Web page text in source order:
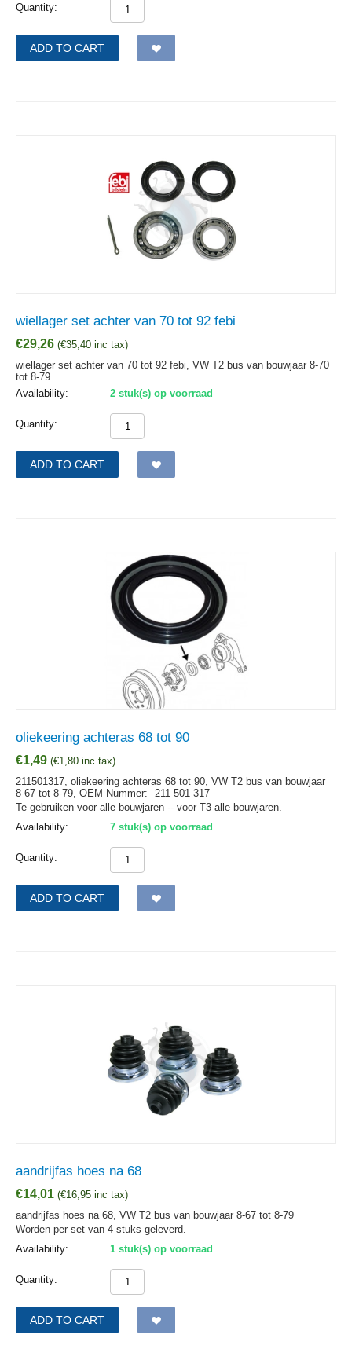
Quantity:
ADD TO CART
wiellager set achter van 70 tot 92 febi
€29,26 (€35,40 inc tax)
wiellager set achter van 70 tot 92 febi, VW T2 bus van bouwjaar 8-70
tot 8-79
Availability:
2 stuk(s) op voorraad
Quantity:
ADD TO CART
oliekeering achteras 68 tot 90
€1,49 (€1,80 inc tax)
211501317, oliekeering achteras 68 tot 90, VW T2 bus van bouwjaar
8-67 tot 8-79, OEM Nummer:
211 501 317
Te gebruiken voor alle bouwjaren -- voor T3 alle bouwjaren.
Availability:
7 stuk(s) op voorraad
Quantity:
ADD TO CART
aandrijfas hoes na 68
€14,01 (€16,95 inc tax)
aandrijfas hoes na 68, VW T2 bus van bouwjaar 8-67 tot 8-79
Worden per set van 4 stuks geleverd.
Availability:
1 stuk(s) op voorraad
Quantity:
ADD TO CART